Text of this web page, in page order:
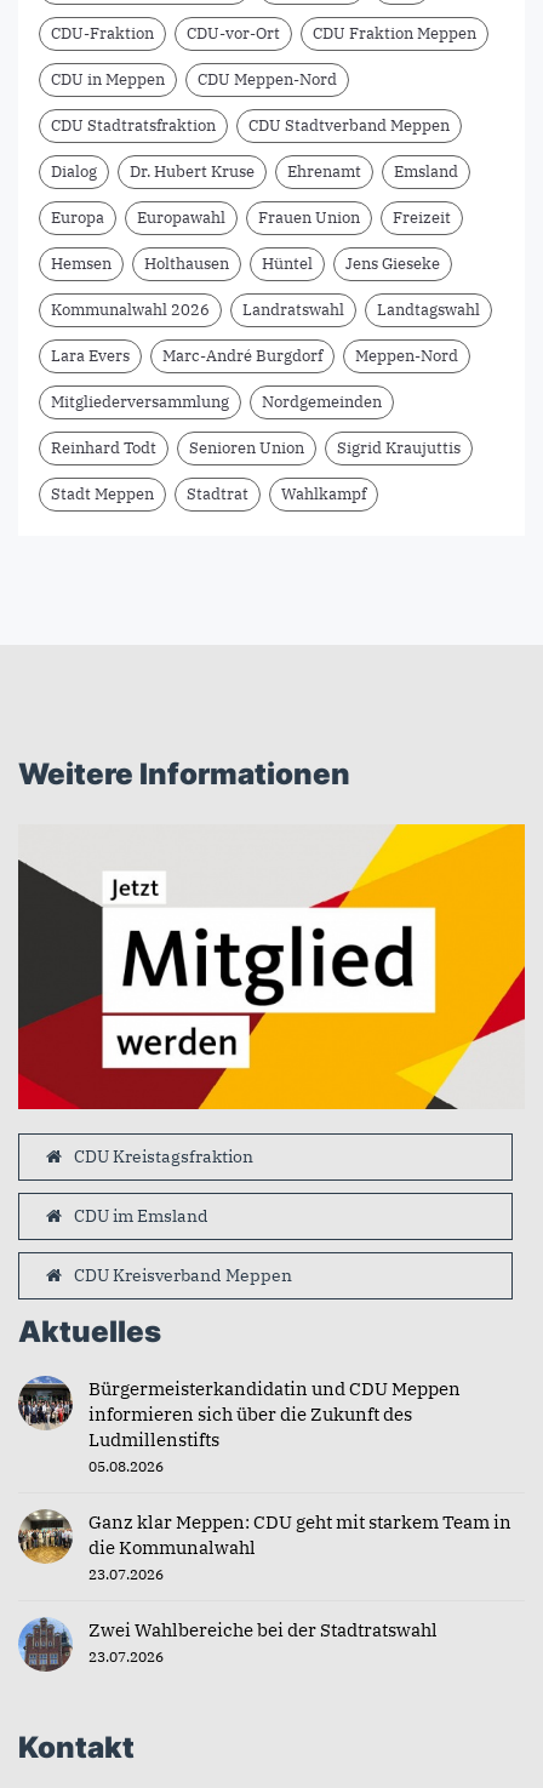
CDU-Fraktion CDU-vor-Ort CDU Fraktion Meppen
CDU in Meppen CDU Meppen-Nord
CDU Stadtratsfraktion CDU Stadtverband Meppen
Dialog Dr. Hubert Kruse Ehrenamt Emsland
Europa Europawahl Frauen Union Freizeit
Hemsen Holthausen Hüntel Jens Gieseke
Kommunalwahl 2026 Landratswahl Landtagswahl
Lara Evers Marc-André Burgdorf Meppen-Nord
Mitgliederversammlung Nordgemeinden
Reinhard Todt Senioren Union Sigrid Kraujuttis
Stadt Meppen Stadtrat Wahlkampf
Weitere Informationen
CDU Kreistagsfraktion
CDU im Emsland
CDU Kreisverband Meppen
Aktuelles
Bürgermeisterkandidatin und CDU Meppen
informieren sich über die Zukunft des
Ludmillenstifts
05.08.2026
Ganz klar Meppen: CDU geht mit starkem Team in
die Kommunalwahl
23.07.2026
Zwei Wahlbereiche bei der Stadtratswahl
23.07.2026
Kontakt